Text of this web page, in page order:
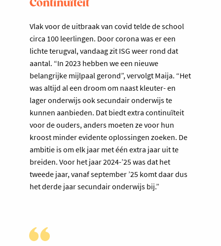
Continuïteit
Vlak voor de uitbraak van covid telde de school
circa 100 leerlingen. Door corona was er een
lichte terugval, vandaag zit ISG weer rond dat
aantal. “In 2023 hebben we een nieuwe
belangrijke mijlpaal gerond”, vervolgt Maija. “Het
was altijd al een droom om naast kleuter- en
lager onderwijs ook secundair onderwijs te
kunnen aanbieden. Dat biedt extra continuïteit
voor de ouders, anders moeten ze voor hun
kroost minder evidente oplossingen zoeken. De
ambitie is om elk jaar met één extra jaar uit te
breiden. Voor het jaar 2024-’25 was dat het
tweede jaar, vanaf september ’25 komt daar dus
het derde jaar secundair onderwijs bij.”